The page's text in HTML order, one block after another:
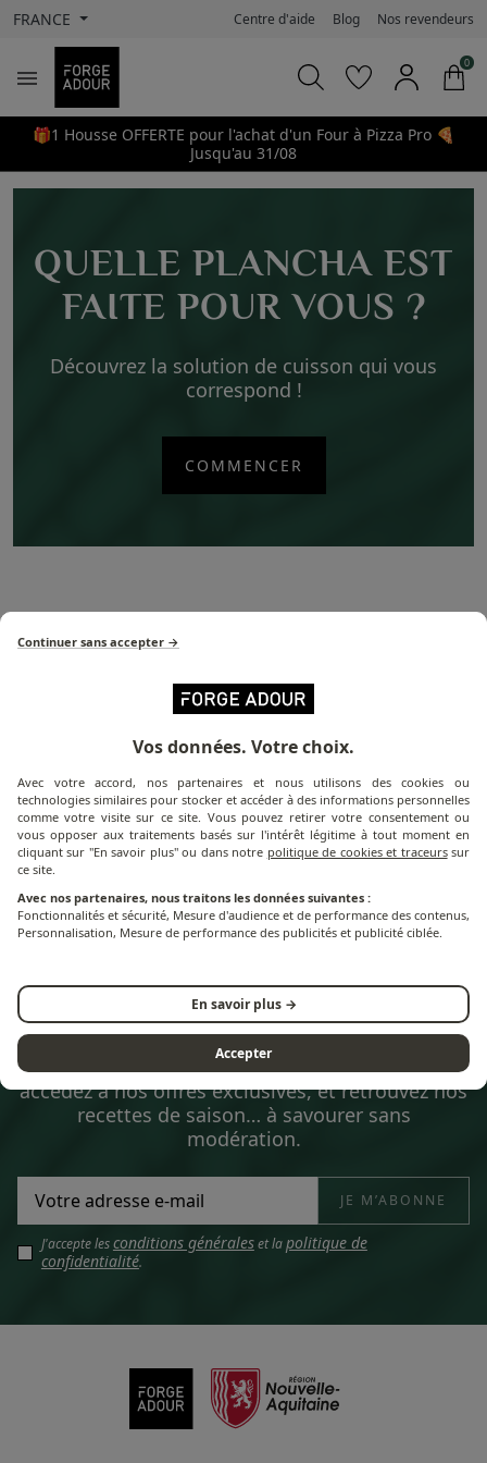
FRANCE Centre d'aide Blog Nos revendeurs

0
🎁1 Housse OFFERTE pour l'achat d'un Four à Pizza Pro 🍕
Jusqu'au 31/08
QUELLE PLANCHA EST
FAITE POUR VOUS ?
Découvrez la solution de cuisson qui vous
correspond !
COMMENCER
SUIVEZ-NOUS SUR INSTAGRAM
PAIEMENT SÉCURISÉ
Visa, MasterCard ou PayPal
ABONNEZ-VOUS À NOTRE NEWSLETTER
Soyez les premiers informés de nos nouveautés,
accédez à nos offres exclusives, et retrouvez nos
recettes de saison… à savourer sans
modération.
J'accepte lesconditions généraleset lapolitique de
confidentialité.
Continuer sans accepter →
Vos données. Votre choix.
Avec votre accord, nos partenaires et nous utilisons des cookies ou
technologies similaires pour stocker et accéder à des informations personnelles
comme votre visite sur ce site. Vous pouvez retirer votre consentement ou
vous opposer aux traitements basés sur l'intérêt légitime à tout moment en
cliquant sur "En savoir plus" ou dans notre politique de cookies et traceurssur
ce site.
Avec nos partenaires, nous traitons les données suivantes :
Fonctionnalités et sécurité, Mesure d'audience et de performance des contenus,
Personnalisation, Mesure de performance des publicités et publicité ciblée.
En savoir plus →
Accepter